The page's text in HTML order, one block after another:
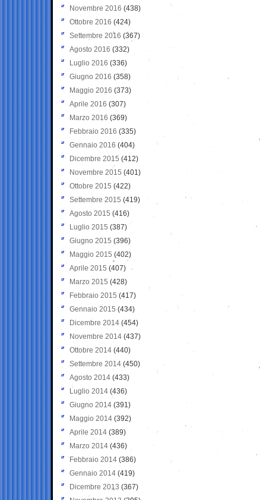
Novembre 2016 (438)
Ottobre 2016 (424)
Settembre 2016 (367)
Agosto 2016 (332)
Luglio 2016 (336)
Giugno 2016 (358)
Maggio 2016 (373)
Aprile 2016 (307)
Marzo 2016 (369)
Febbraio 2016 (335)
Gennaio 2016 (404)
Dicembre 2015 (412)
Novembre 2015 (401)
Ottobre 2015 (422)
Settembre 2015 (419)
Agosto 2015 (416)
Luglio 2015 (387)
Giugno 2015 (396)
Maggio 2015 (402)
Aprile 2015 (407)
Marzo 2015 (428)
Febbraio 2015 (417)
Gennaio 2015 (434)
Dicembre 2014 (454)
Novembre 2014 (437)
Ottobre 2014 (440)
Settembre 2014 (450)
Agosto 2014 (433)
Luglio 2014 (436)
Giugno 2014 (391)
Maggio 2014 (392)
Aprile 2014 (389)
Marzo 2014 (436)
Febbraio 2014 (386)
Gennaio 2014 (419)
Dicembre 2013 (367)